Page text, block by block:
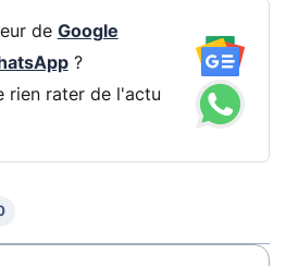
de Google
?
rien rater de l'actu